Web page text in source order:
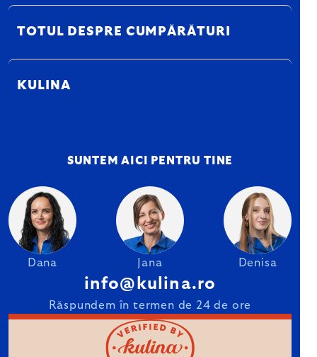
TOTUL DESPRE CUMPĂRĂTURI
KULINA
SUNTEM AICI PENTRU TINE
Dana Jana Denisa
info@kulina.ro
Răspundem în termen de 24 de ore